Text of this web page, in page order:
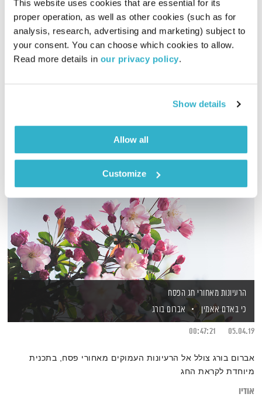
This website uses cookies that are essential for its
proper operation, as well as other cookies (such as for
analysis, research, advertising and marketing) subject to
your consent. You can choose which cookies to allow.
Read more details in our privacy policy.
Show details
Allow all
Customize
כל יום מחדש – 25.2.20
כל יום מחדש
אמיר פרי
25.02.20
00:58:45
אודיו
הרעיונות מאחורי חג הפסח
כי באדם אאמין
אברום בורג
05.04.19
00:47:21
אברום בורג צולל אל הרעיונות העמוקים מאחורי פסח, בתכנית
מיוחדת לקראת החג
אודיו